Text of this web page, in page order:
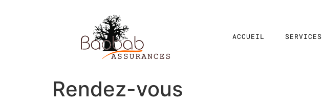
ACCUEIL SERVICES
Rendez-vous